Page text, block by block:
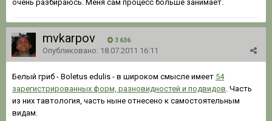
очень разбираюсь. Меня сам процесс больше занимает.
mvkarpov 3 636
Опубликовано: 18.07.2011 16:11
Белый гриб - Boletus edulis - в широком смысле имеет 54
зарегистрированных форм, разновидностей и подвидов . Часть
из них тавтология, часть ныне отнесено к самостоятельным
видам.